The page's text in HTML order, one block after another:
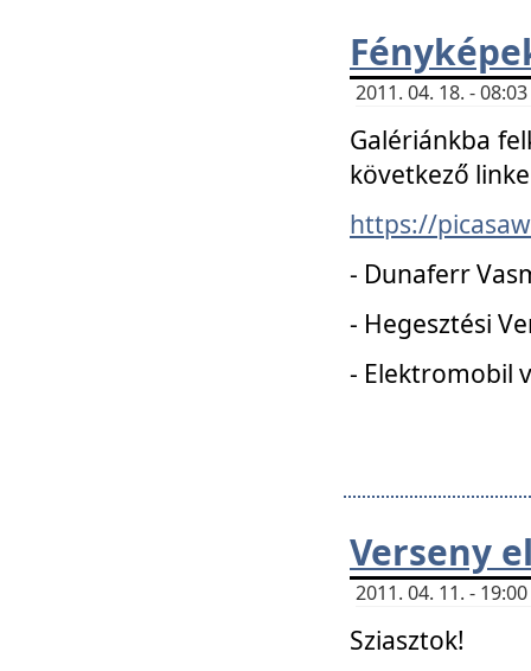
2011. 04. 18. -
Galériánkba
következő
https://
- Dunaferr
- Hegesztési
- Elektromobil
Verseny
2011. 04. 11. -
Sziasztok!